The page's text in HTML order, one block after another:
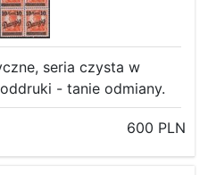
seria czysta w
- tanie odmiany.
600 PLN